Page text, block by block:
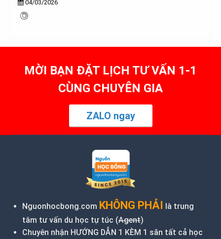
04/03/2026
MỜI BẠN ĐẶT LỊCH TƯ VẤN 1-1
CÙNG CHUYÊN GIA
ZALO ngay
Nguonhocbong.com KHÔNG PHẢI là trung
tâm tư vấn du học tự túc (Agent)
Chuyên nhận HƯỚNG DẪN 1 KÈM 1 săn tất cả học